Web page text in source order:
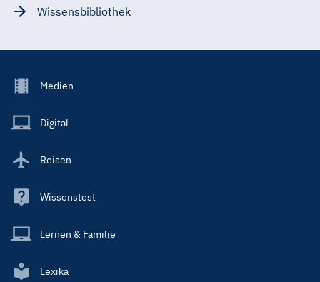
Wissensbibliothek
Footer
Main
Medien
Digital
Reisen
Wissenstest
Lernen & Familie
Lexika